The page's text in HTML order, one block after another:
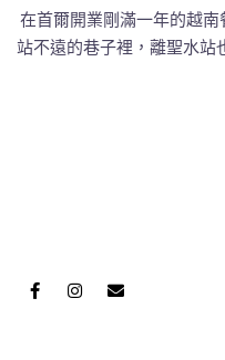
在首爾開業剛滿一年的越南
站不遠的巷子裡，離聖水